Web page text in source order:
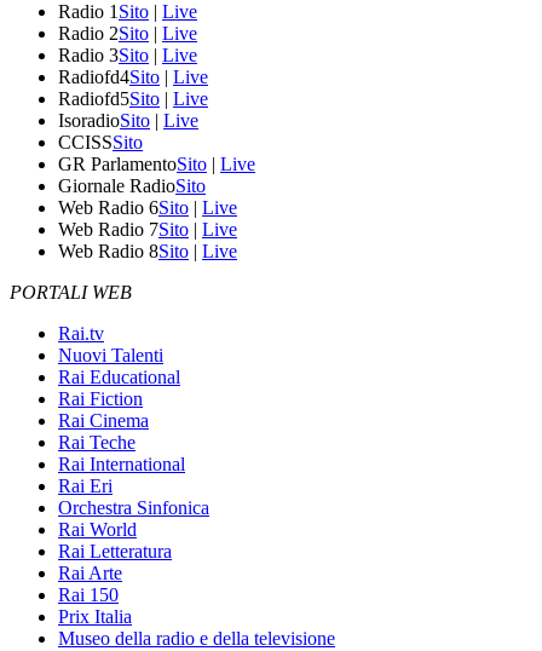
Radio 1 Sito | Live
Radio 2Sito | Live
Radio 3Sito | Live
Radiofd4Sito | Live
Radiofd5Sito | Live
IsoradioSito | Live
CCISSSito
GR ParlamentoSito | Live
Giornale RadioSito
Web Radio 6Sito | Live
Web Radio 7Sito | Live
Web Radio 8Sito | Live
PORTALI WEB
Rai.tv
Nuovi Talenti
Rai Educational
Rai Fiction
Rai Cinema
Rai Teche
Rai International
Rai Eri
Orchestra Sinfonica
Rai World
Rai Letteratura
Rai Arte
Rai 150
Prix Italia
Museo della radio e della televisione